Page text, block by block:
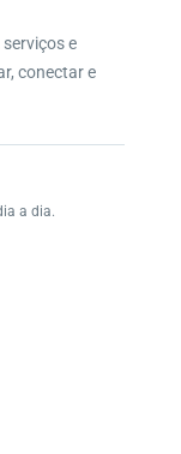
e
conectar e
a dia.